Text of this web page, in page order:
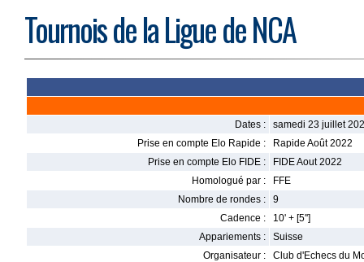
Tournois de la Ligue de NCA
Dates :
samedi 23 juillet
Prise en compte Elo Rapide :
Rapide Août 2022
Prise en compte Elo FIDE :
FIDE Aout 2022
Homologué par :
FFE
Nombre de rondes :
9
Cadence :
10' + [5'']
Appariements :
Suisse
Organisateur :
Club d'Echecs du